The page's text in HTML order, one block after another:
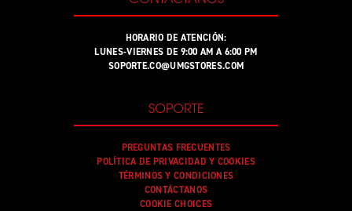
HORARIO DE ATENCIÓN:
LUNES-VIERNES DE 9:00 AM A 6:00 PM
SOPORTE.CO@UMGSTORES.COM
SOPORTE
PREGUNTAS FRECUENTES
POLÍTICA DE PRIVACIDAD Y COOKIES
TÉRMINOS Y CONDICIONES
CONTÁCTANOS
COOKIE CHOICES